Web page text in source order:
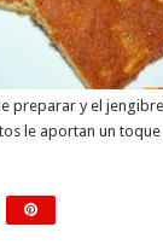
preparar y el
le aportan un toque